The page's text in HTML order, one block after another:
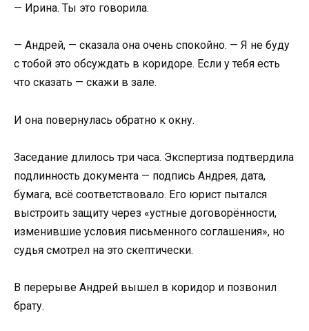
— Ирина. Ты это говорила.
— Андрей, — сказала она очень спокойно. — Я не буду
с тобой это обсуждать в коридоре. Если у тебя есть
что сказать — скажи в зале.
И она повернулась обратно к окну.
Заседание длилось три часа. Экспертиза подтвердила
подлинность документа — подпись Андрея, дата,
бумага, всё соответствовало. Его юрист пытался
выстроить защиту через «устные договорённости,
изменившие условия письменного соглашения», но
судья смотрел на это скептически.
В перерыве Андрей вышел в коридор и позвонил
брату.